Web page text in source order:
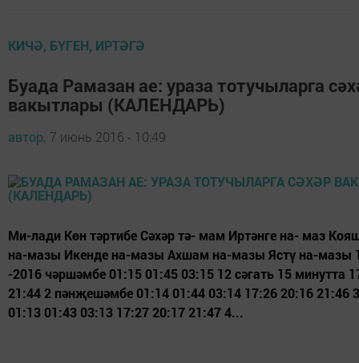
КИЧӘ, БҮГЕН, ИРТӘГӘ
Буада Рамазан ае: ураза тотучыларга
вакытлары (КАЛЕНДАРЬ)
автор, 7 июнь 2016 - 10:49
Ми-лади Көн тәртибе Сәхәр тә- мам Иртәнге на- маз
на-мазы Икенде на-мазы Ахшам на-мазы Ястү на-мазы
-2016 чәршәмбе 01:15 01:45 03:15 12 сәгать 15 минутта
21:44 2 пәнҗешәмбе 01:14 01:44 03:14 17:26 20:16 21:46
01:13 01:43 03:13 17:27 20:17 21:47 4...